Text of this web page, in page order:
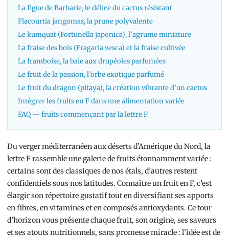
La figue de Barbarie, le délice du cactus résistant
Flacourtia jangomas, la prune polyvalente
Le kumquat (Fortunella japonica), l’agrume miniature
La fraise des bois (Fragaria vesca) et la fraise cultivée
La framboise, la baie aux drupéoles parfumées
Le fruit de la passion, l’orbe exotique parfumé
Le fruit du dragon (pitaya), la création vibrante d’un cactus
Intégrer les fruits en F dans une alimentation variée
FAQ — fruits commençant par la lettre F
Du verger méditerranéen aux déserts d’Amérique du Nord, la
lettre F rassemble une galerie de fruits étonnamment variée :
certains sont des classiques de nos étals, d’autres restent
confidentiels sous nos latitudes. Connaître un fruit en F, c’est
élargir son répertoire gustatif tout en diversifiant ses apports
en fibres, en vitamines et en composés antioxydants. Ce tour
d’horizon vous présente chaque fruit, son origine, ses saveurs
et ses atouts nutritionnels, sans promesse miracle : l’idée est de